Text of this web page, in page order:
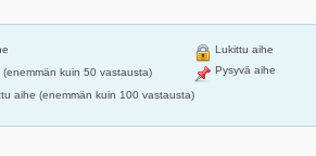
kuin 50 vastausta)
aihe (enemmän kuin 100 vastausta)
Lukittu aihe
Pysyvä aihe